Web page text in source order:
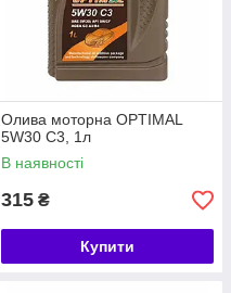
Олива моторна OPTIMAL
5W30 С3, 1л
В наявності
315 ₴
Купити